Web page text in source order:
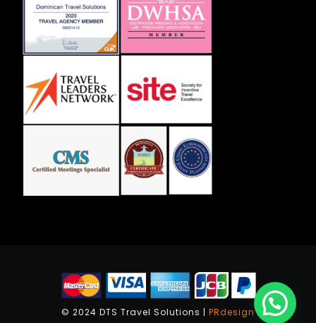
© 2024 DTS Travel Solutions | PRdesign